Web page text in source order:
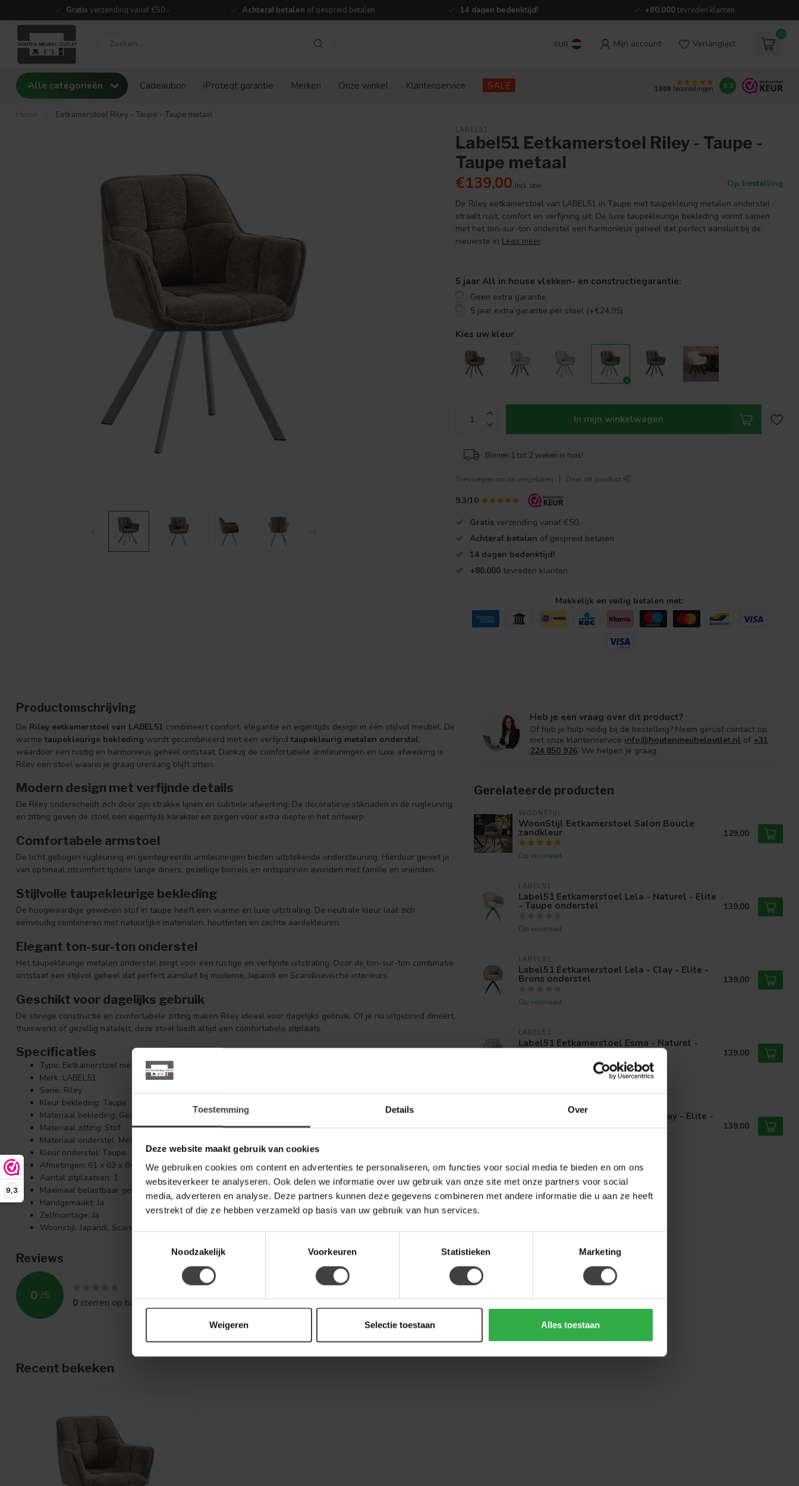
Toestemming Details Over
Deze website maakt gebruik van cookies
We gebruiken cookies om content en advertenties te personaliseren, om functies voor social media te bieden en om ons
websiteverkeer te analyseren. Ook delen we informatie over uw gebruik van onze site met onze partners voor social
media, adverteren en analyse. Deze partners kunnen deze gegevens combineren met andere informatie die u aan ze heeft
verstrekt of die ze hebben verzameld op basis van uw gebruik van hun services.
Noodzakelijk
Voorkeuren Statistieken Marketing
Weigeren Selectie toestaan Alles toestaan
9,3
Gratis verzending vanaf €50,- Achteraf betalen of gespreid betalen 14 dagen bedenktijd! +80.000tevreden klanten
EUR Mijn account Verlanglijst
0
Alle categorieën Cadeaubon iProteqt garantie Merken Onze winkel Klantenservice SALE 1808 beoordelingen 9.3
Home Eetkamerstoel Riley - Taupe - Taupe metaal
LABEL51
Label51 Eetkamerstoel Riley - Taupe -
Taupe metaal
€139,00 Incl. btw
Op bestelling
De Riley eetkamerstoel van LABEL51 in Taupe met taupekleurig metalen onderstel
straalt rust, comfort en verfijning uit. De luxe taupekleurige bekleding vormt samen
met het ton-sur-ton onderstel een harmonieus geheel dat perfect aansluit bij de
nieuwste in Lees meer.
5 jaar All in house vlekken- en constructiegarantie:
Geen extra garantie
5 jaar extra garantie per stoel (+€24,95)
Kies uw kleur
In mijn winkelwagen
Binnen 1 tot 2 weken in huis!
Toevoegen om te vergelijken Deel dit product
9.3/10
Gratis verzending vanaf €50,-
Achteraf betalen of gespreid betalen
14 dagen bedenktijd!
+80.000 tevreden klanten
Makkelijk en veilig betalen met:
Productomschrijving
De Riley eetkamerstoel van LABEL51 combineert comfort, elegantie en eigentijds design in één stijlvol meubel. De
warme taupekleurige bekleding wordt gecombineerd met een verfijnd taupekleurig metalen onderstel,
waardoor een rustig en harmonieus geheel ontstaat. Dankzij de comfortabele armleuningen en luxe afwerking is
Riley een stoel waarin je graag urenlang blijft zitten.
Modern design met verfijnde details
De Riley onderscheidt zich door zijn strakke lijnen en subtiele afwerking. De decoratieve stiknaden in de rugleuning
en zitting geven de stoel een eigentijds karakter en zorgen voor extra diepte in het ontwerp.
Comfortabele armstoel
De licht gebogen rugleuning en geïntegreerde armleuningen bieden uitstekende ondersteuning. Hierdoor geniet je
van optimaal zitcomfort tijdens lange diners, gezellige borrels en ontspannen avonden met familie en vrienden.
Stijlvolle taupekleurige bekleding
De hoogwaardige geweven stof in taupe heeft een warme en luxe uitstraling. De neutrale kleur laat zich
eenvoudig combineren met natuurlijke materialen, houttinten en zachte aardekleuren.
Elegant ton-sur-ton onderstel
Het taupekleurige metalen onderstel zorgt voor een rustige en verfijnde uitstraling. Door de ton-sur-ton combinatie
ontstaat een stijlvol geheel dat perfect aansluit bij moderne, Japandi en Scandinavische interieurs.
Geschikt voor dagelijks gebruik
De stevige constructie en comfortabele zitting maken Riley ideaal voor dagelijks gebruik. Of je nu uitgebreid dineert,
thuiswerkt of gezellig natafelt, deze stoel biedt altijd een comfortabele zitplaats.
Specificaties
Type: Eetkamerstoel met armleuningen
Merk: LABEL51
Serie: Riley
Kleur bekleding: Taupe
Materiaal bekleding: Geweven stof
Materiaal zitting: Stof
Materiaal onderstel: Metaal
Kleur onderstel: Taupe
Afmetingen: 61 x 63 x 84 cm
Aantal zitplaatsen: 1
Maximaal belastbaar gewicht: 120 kg
Handgemaakt: Ja
Zelfmontage: Ja
Woonstijl: Japandi, Scandinavisch, modern en hotel chique
Reviews
0 /5
0sterren op basis van0beoordelingen
Heb je een vraag over dit product?
Of heb je hulp nodig bij de bestelling? Neem gerust contact op
met onze klantenservice info@houtenmeubeloutlet.nl of +31
224 850 926. We helpen je graag.
Gerelateerde producten
WOONSTIJL
WoonStijl Eetkamerstoel Salon Boucle
zandkleur
Op voorraad
129,00
LABEL51
Label51 Eetkamerstoel Lela - Naturel - Elite
- Taupe onderstel
Op voorraad
139,00
LABEL51
Label51 Eetkamerstoel Lela - Clay - Elite -
Brons onderstel
Op voorraad
139,00
LABEL51
Label51 Eetkamerstoel Esma - Naturel -
Elite - Taupe onderstel 139,00
Label51 Eetkamerstoel Esma - Clay - Elite -
Brons onderstel 139,00
Recent bekeken